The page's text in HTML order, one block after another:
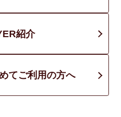
紹介
てご利用の方へ